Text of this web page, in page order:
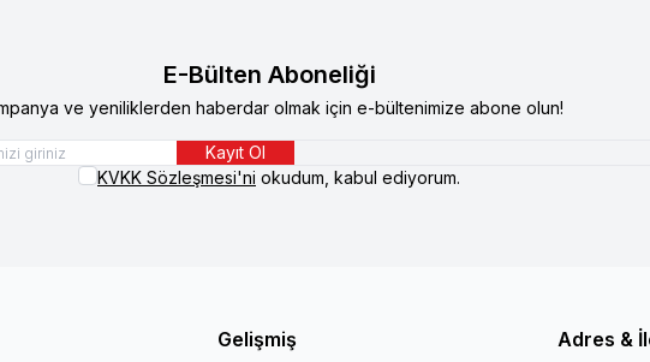
E-Bülten Aboneliği
ve yeniliklerden haberdar olmak için e-bültenimize abone olun!
Kayıt Ol
KVKK Sözleşmesi'ni okudum, kabul ediyorum.
Gelişmiş Adres &